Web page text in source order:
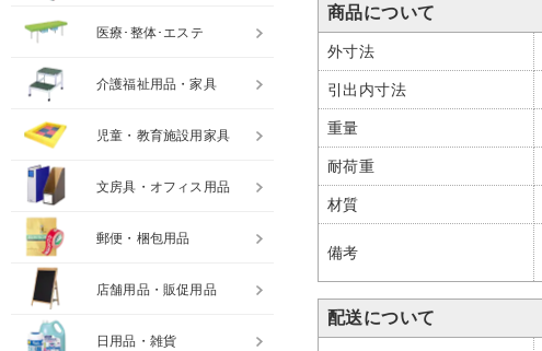
商品について
外寸法
引出内寸法
重量
耐荷重
材質
備考
配送について
医療･整体･エステ
介護福祉用品・家具
児童・教育施設用家具
文房具・オフィス用品
郵便・梱包用品
店舗用品・販促用品
日用品・雑貨